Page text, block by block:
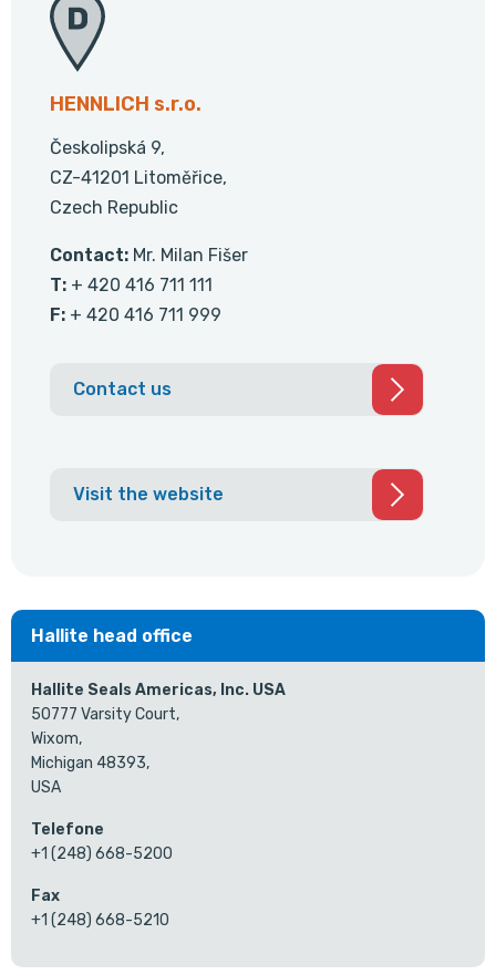
HENNLICH s.r.o.
Českolipská 9,
CZ-41201 Litoměřice,
Czech Republic
Contact: Mr. Milan Fišer
T: + 420 416 711 111
F: + 420 416 711 999
Contact us
Visit the website
Hallite head office
Hallite Seals Americas, Inc. USA
50777 Varsity Court,
Wixom,
Michigan 48393,
USA
Telefone
+1 (248) 668-5200
Fax
+1 (248) 668-5210